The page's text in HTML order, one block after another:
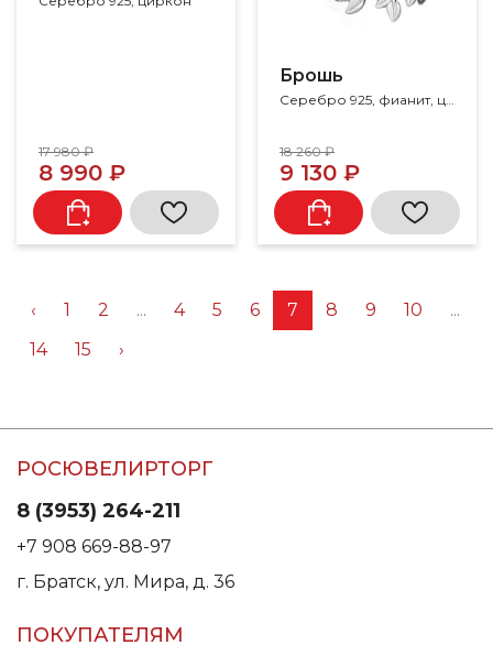
17 980 ₽
8 990 ₽
Брошь
Серебро 925, фианит, цитрин
18 260 ₽
9 130 ₽
‹ 1 2 ... 4 5 6 7 8 9 10
...
14
15 ›
РОСЮВЕЛИРТОРГ
8 (3953) 264-211
+7 908 669-88-97
г. Братск, ул. Мира, д. 36
ПОКУПАТЕЛЯМ